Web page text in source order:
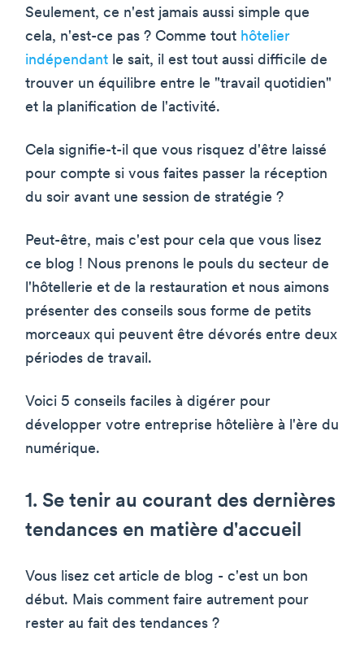
Seulement, ce n'est jamais aussi simple que
cela, n'est-ce pas ? Comme tout hôtelier
indépendant le sait, il est tout aussi difficile de
trouver un équilibre entre le "travail quotidien"
et la planification de l'activité.
Cela signifie-t-il que vous risquez d'être laissé
pour compte si vous faites passer la réception
du soir avant une session de stratégie ?
Peut-être, mais c'est pour cela que vous lisez
ce blog ! Nous prenons le pouls du secteur de
l'hôtellerie et de la restauration et nous aimons
présenter des conseils sous forme de petits
morceaux qui peuvent être dévorés entre deux
périodes de travail.
Voici 5 conseils faciles à digérer pour
développer votre entreprise hôtelière à l'ère du
numérique.
1. Se tenir au courant des dernières
tendances en matière d'accueil
Vous lisez cet article de blog - c'est un bon
début. Mais comment faire autrement pour
rester au fait des tendances ?